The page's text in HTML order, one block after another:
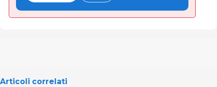
Articoli correlati